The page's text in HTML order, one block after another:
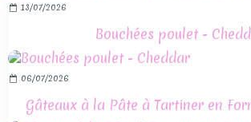
13/07/2026
Bouchées poulet -
06/07/2026
Gâteaux à la Pâte à Tartiner en